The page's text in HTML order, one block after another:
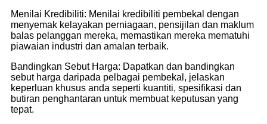
Menilai Kredibiliti: Menilai kredibiliti pembekal dengan
menyemak kelayakan perniagaan, pensijilan dan maklum
balas pelanggan mereka, memastikan mereka mematuhi
piawaian industri dan amalan terbaik.
Bandingkan Sebut Harga: Dapatkan dan bandingkan
sebut harga daripada pelbagai pembekal, jelaskan
keperluan khusus anda seperti kuantiti, spesifikasi dan
butiran penghantaran untuk membuat keputusan yang
tepat.